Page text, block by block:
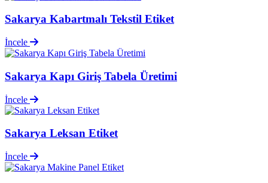
Sakarya Kabartmalı Tekstil Etiket
İncele
Sakarya Kapı Giriş Tabela Üretimi
İncele
Sakarya Leksan Etiket
İncele